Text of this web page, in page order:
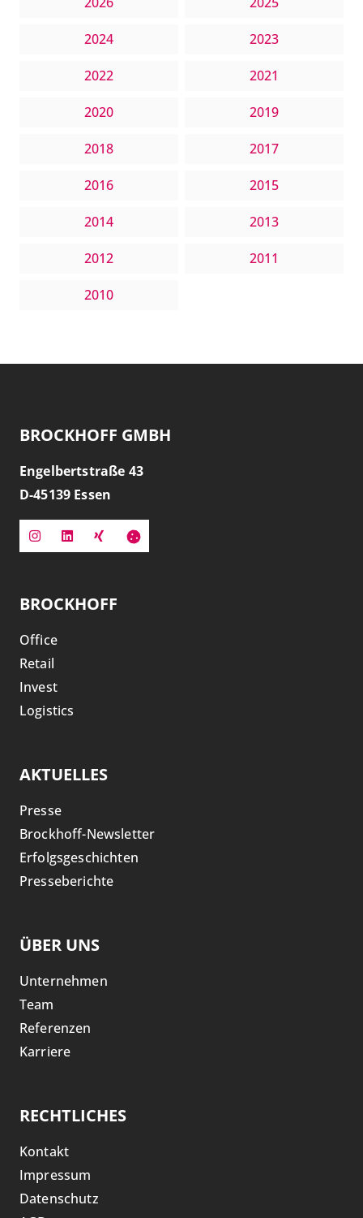
2024 2023
2022 2021
2020 2019
2018 2017
2016 2015
2014 2013
2012 2011
2010
BROCKHOFF GMBH
Engelbertstraße 43
D-45139 Essen
BROCKHOFF
Office
Retail
Invest
Logistics
AKTUELLES
Presse
Brockhoff-Newsletter
Erfolgsgeschichten
Presseberichte
ÜBER UNS
Unternehmen
Team
Referenzen
Karriere
RECHTLICHES
Kontakt
Impressum
Datenschutz